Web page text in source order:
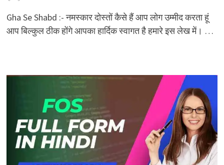
Gha Se Shabd :- नमस्कार दोस्तों कैसे हैं आप लोग उम्मीद करता हूं
आप बिल्कुल ठीक होंगे आपका हार्दिक स्वागत है हमारे इस लेख में। …